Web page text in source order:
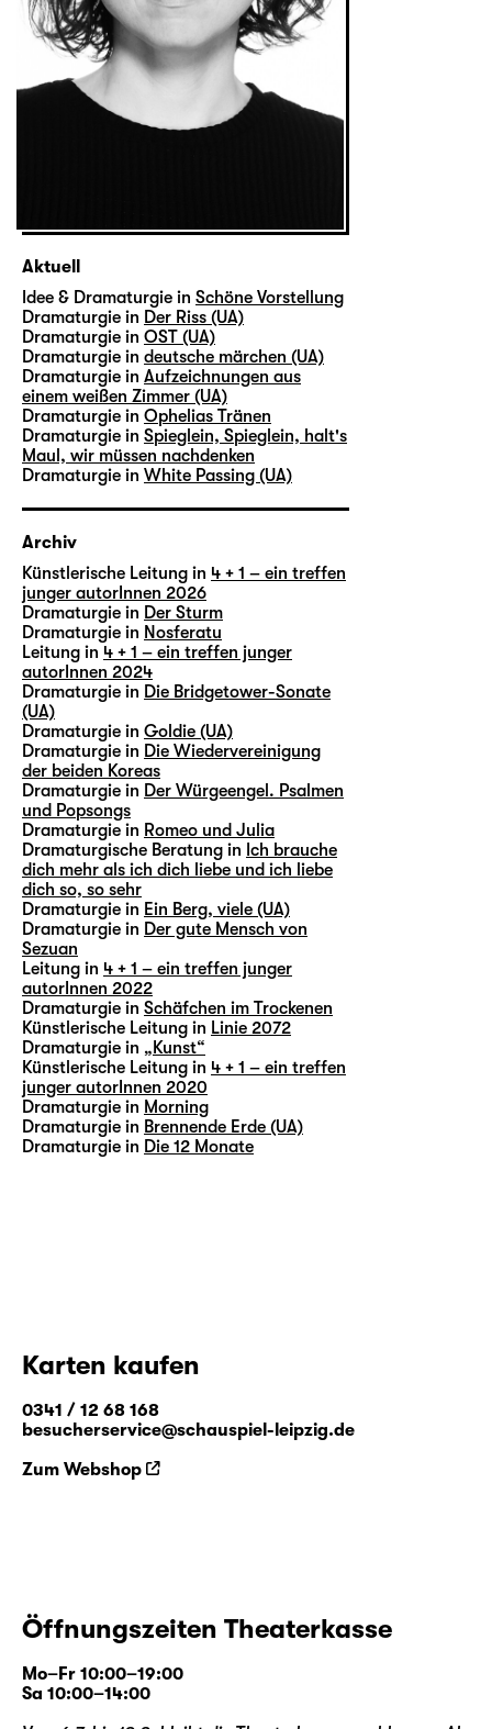
Aktuell
Idee & Dramaturgie in Schöne Vorstellung
Dramaturgie in Der Riss (UA)
Dramaturgie in OST (UA)
Dramaturgie in deutsche märchen (UA)
Dramaturgie in Aufzeichnungen aus
einem weißen Zimmer (UA)
Dramaturgie in Ophelias Tränen
Dramaturgie in Spieglein, Spieglein, halt's
Maul, wir müssen nachdenken
Dramaturgie in White Passing (UA)
Archiv
Künstlerische Leitung in 4 + 1 – ein treffen
junger autorInnen 2026
Dramaturgie in Der Sturm
Dramaturgie in Nosferatu
Leitung in 4 + 1 – ein treffen junger
autorInnen 2024
Dramaturgie in Die Bridgetower-Sonate
(UA)
Dramaturgie in Goldie (UA)
Dramaturgie in Die Wiedervereinigung
der beiden Koreas
Dramaturgie in Der Würgeengel. Psalmen
und Popsongs
Dramaturgie in Romeo und Julia
Dramaturgische Beratung in Ich brauche
dich mehr als ich dich liebe und ich liebe
dich so, so sehr
Dramaturgie in Ein Berg, viele (UA)
Dramaturgie in Der gute Mensch von
Sezuan
Leitung in 4 + 1 – ein treffen junger
autorInnen 2022
Dramaturgie in Schäfchen im Trockenen
Künstlerische Leitung in Linie 2072
Dramaturgie in „Kunst“
Künstlerische Leitung in 4 + 1 – ein treffen
junger autorInnen 2020
Dramaturgie in Morning
Dramaturgie in Brennende Erde (UA)
Dramaturgie in Die 12 Monate
Karten kaufen
0341 / 12 68 168
besucherservice@schauspiel-leipzig.de
Zum Webshop
Öffnungszeiten Theaterkasse
Mo–Fr 10:00–19:00
Sa 10:00–14:00